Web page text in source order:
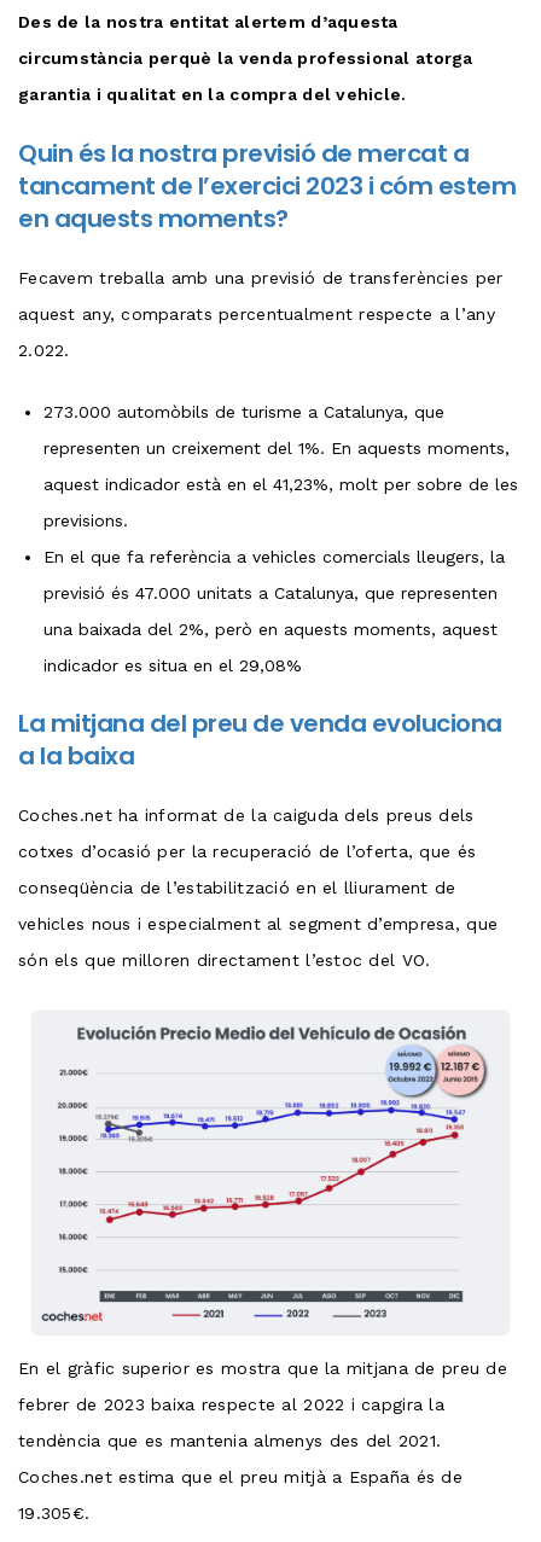
Des de la nostra entitat alertem d’aquesta
circumstància perquè la venda professional atorga
garantia i qualitat en la compra del vehicle.
Quin és la nostra previsió de mercat a
tancament de l’exercici 2023 i cóm estem
en aquests moments?
Fecavem treballa amb una previsió de transferències per
aquest any, comparats percentualment respecte a l’any
2.022.
273.000 automòbils de turisme a Catalunya, que
representen un creixement del 1%. En aquests moments,
aquest indicador està en el 41,23%, molt per sobre de les
previsions.
En el que fa referència a vehicles comercials lleugers, la
previsió és 47.000 unitats a Catalunya, que representen
una baixada del 2%, però en aquests moments, aquest
indicador es situa en el 29,08%
La mitjana del preu de venda evoluciona
a la baixa
Coches.net ha informat de la caiguda dels preus dels
cotxes d’ocasió per la recuperació de l’oferta, que és
conseqüència de l’estabilització en el lliurament de
vehicles nous i especialment al segment d’empresa, que
són els que milloren directament l’estoc del VO.
En el gràfic superior es mostra que la mitjana de preu de
febrer de 2023 baixa respecte al 2022 i capgira la
tendència que es mantenia almenys des del 2021.
Coches.net estima que el preu mitjà a España és de
19.305€.